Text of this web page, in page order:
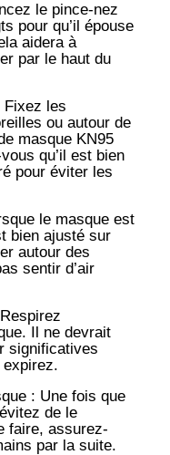
le pince-nez
pour qu’il épouse
aidera à
par le haut du
Fixez les
ou autour de
masque KN95
qu’il est bien
pour éviter les
le masque est
bien ajusté sur
autour des
sentir d’air
Il ne devrait
significatives
: Une fois que
de le
faire, assurez-
par la suite.